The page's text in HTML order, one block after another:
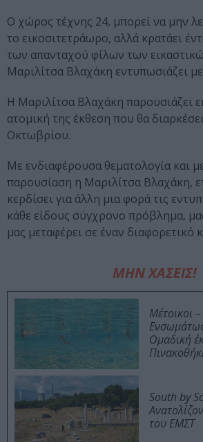
Ο χώρος τέχνης 24, μπορεί να μην
το εικοσιτετράωρο, αλλά κρατάει
των απανταχού φίλων των
Μαριλίτσα Βλαχάκη εντυπωσιάζει
Η Μαριλίτσα Βλαχάκη παρουσιάζει
ατομική της έκθεση που θα
Οκτωβρίου.
Με ενδιαφέρουσα θεματολογία και
παρουσίαση η Μαριλίτσα Βλαχάκη,
κερδίσει για άλλη μια φορά τις
κάθε είδους σύγχρονο πρόβλημα,
μας μεταφέρει σε έναν διαφορετικό
ΜΗΝ ΧΑΣΕΙΣ!
Μέτοικοι
Ομαδική
South by
του ΕΜΣΤ